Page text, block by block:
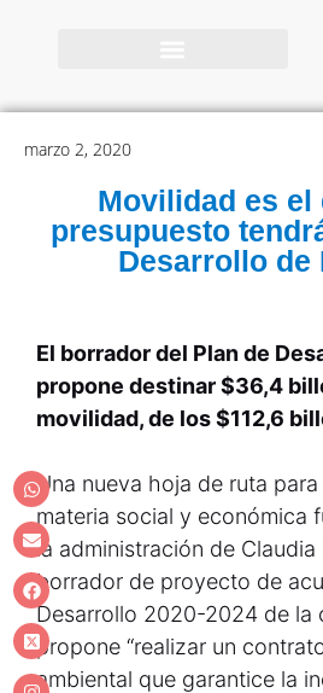
marzo 2, 2020
Movilidad es el
presupuesto
Desarrollo de
El borrador del Plan de
propone destinar $36,4
movilidad, de los $112,6
Una nueva hoja de ruta
materia social y económica
la administración de Claudia
borrador de proyecto de
Desarrollo 2020-2024 de la
propone “realizar un
ambiental que garantice la